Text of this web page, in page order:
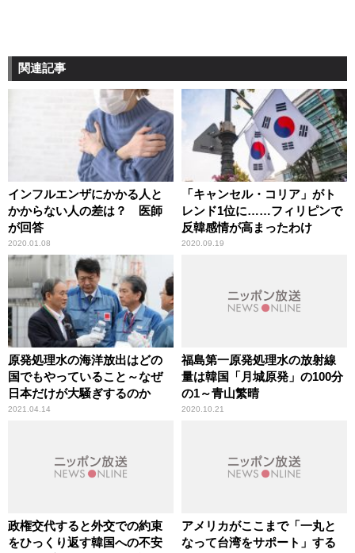
関連記事
インフルエンザにかかる人と
かからない人の差は？ 医師
が回答
2020.01.08
「キャンセル・コリア」がト
レンド1位に……フィリピンで
反韓感情が高まったわけ
2020.09.19
原発処理水の海洋放出はどの
国でもやっていること～なぜ
日本だけが大騒ぎするのか
2021.04.14
福島第一原発処理水の放射線
量は韓国「月城原発」の100分
の1～青山繁晴
2020.10.21
政権交代すると外交での約束
をひっくり返す韓国への不安
アメリカがここまで「一丸と
なって台湾をサポート」する